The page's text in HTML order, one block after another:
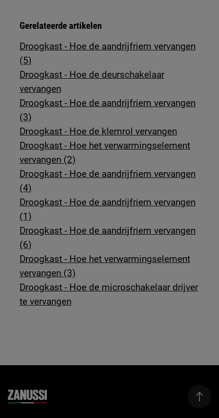
Gerelateerde artikelen
Droogkast - Hoe de aandrijfriem vervangen
(5)
Droogkast - Hoe de deurschakelaar
vervangen
Droogkast - Hoe de aandrijfriem vervangen
(3)
Droogkast - Hoe de klemrol vervangen
Droogkast - Hoe het verwarmingselement
vervangen (2)
Droogkast - Hoe de aandrijfriem vervangen
(4)
Droogkast - Hoe de aandrijfriem vervangen
(1)
Droogkast - Hoe de aandrijfriem vervangen
(6)
Droogkast - Hoe het verwarmingselement
vervangen (3)
Droogkast - Hoe de microschakelaar drijver
te vervangen